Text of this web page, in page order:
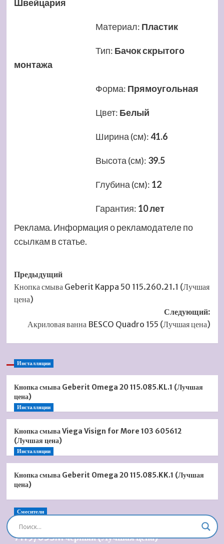
Швейцария
Материал: Пластик
Тип: Бачок скрытого
монтажа
Форма: Прямоугольная
Цвет: Белый
Ширина (см):41.6
Высота (см): 39.5
Глубина (см): 12
Гарантия: 10 лет
Реклама. Информация о рекламодателе по
ссылкам в статье.
Навигация
записи
Предыдущий
Кнопка смыва Geberit Kappa 50 115.260.21.1 (Лучшая
цена)
Следующий:
Акриловая ванна BESCO Quadro 155 (Лучшая цена)
Инсталляции
Кнопка смыва Geberit Omega 20 115.085.KL.1 (Лучшая
цена)
Инсталляции
Кнопка смыва Viega Visign for More 103 605612
(Лучшая цена)
Инсталляции
Кнопка смыва Geberit Omega 20 115.085.KK.1 (Лучшая
цена)
Смесители
Душевая система встроенная Timo Briana SX-
7119/03SM черный (Лучшая цена)